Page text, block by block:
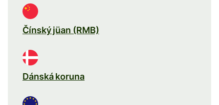
Čínský jüan (RMB)
Dánská koruna